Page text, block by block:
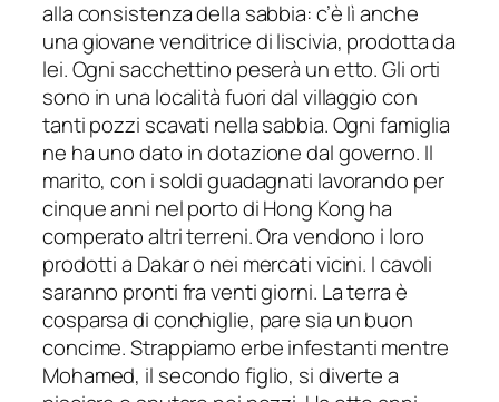
alla consistenza della sabbia: c’è lì anche
una giovane venditrice di liscivia, prodotta da
lei. Ogni sacchettino peserà un etto. Gli orti
sono in una località fuori dal villaggio con
tanti pozzi scavati nella sabbia. Ogni famiglia
ne ha uno dato in dotazione dal governo. Il
marito, con i soldi guadagnati lavorando per
cinque anni nel porto di Hong Kong ha
comperato altri terreni. Ora vendono i loro
prodotti a Dakar o nei mercati vicini. I cavoli
saranno pronti fra venti giorni. La terra è
cosparsa di conchiglie, pare sia un buon
concime. Strappiamo erbe infestanti mentre
Mohamed, il secondo figlio, si diverte a